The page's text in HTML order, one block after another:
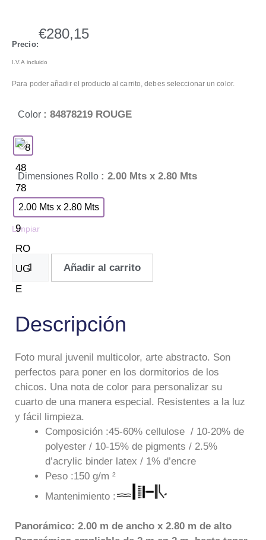
Precio:
€280,15
I.V.A incluido
Para poder añadir el producto al carrito, debes seleccionar un color.
Color : 84878219 ROUGE
Dimensiones Rollo : 2.00 Mts x 2.80 Mts
2.00 Mts x 2.80 Mts
Limpiar
Añadir al carrito
Descripción
Foto mural juvenil multicolor, arte abstracto. Son
perfectos para poner en los dormitorios de los
chicos. Una nota de color para personalizar su
cuarto de una manera especial. Resistentes a la luz
y fácil limpieza.
Composición :45-60% cellulose / 10-20% de
polyester / 10-15% de pigments / 2.5%
d’acrylic binder latex / 1% d’encre
Peso :150 g/m ²
Mantenimiento :
Panorámico: 2.00 m de ancho x 2.80 m de alto